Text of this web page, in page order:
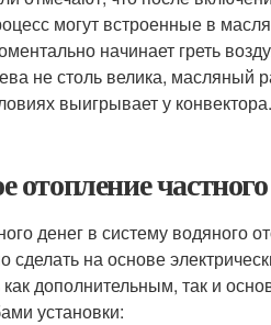
могут встроенные в
начинает греть
не столь велика, масляный
выигрывает у конвектора.
отопление
денег в систему водяного
сделать на основе
дополнительным, так и
установки: